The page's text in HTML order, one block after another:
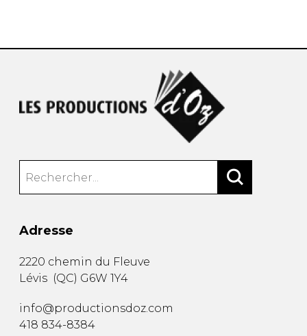
Adresse
2220 chemin du Fleuve
Lévis (QC) G6W 1Y4
info@productionsdoz.com
418 834-8384